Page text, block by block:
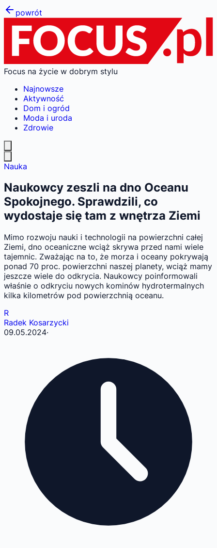
powrót
Focus na życie w dobrym stylu
Najnowsze
Aktywność
Dom i ogród
Moda i uroda
Zdrowie
Nauka
Naukowcy zeszli na dno Oceanu
Spokojnego. Sprawdzili, co
wydostaje się tam z wnętrza Ziemi
Mimo rozwoju nauki i technologii na powierzchni całej
Ziemi, dno oceaniczne wciąż skrywa przed nami wiele
tajemnic. Zważając na to, że morza i oceany pokrywają
ponad 70 proc. powierzchni naszej planety, wciąż mamy
jeszcze wiele do odkrycia. Naukowcy poinformowali
właśnie o odkryciu nowych kominów hydrotermalnych
kilka kilometrów pod powierzchnią oceanu.
R
Radek Kosarzycki
09.05.2024·